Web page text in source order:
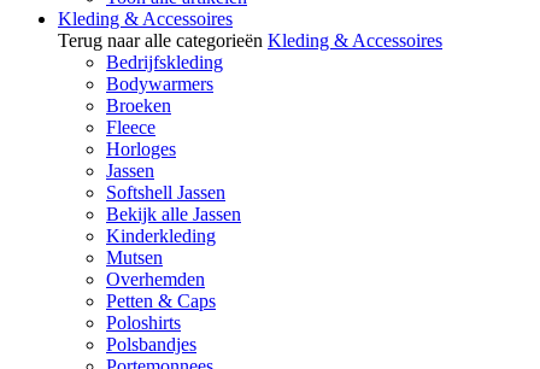
Kleding & Accessoires
Terug naar alle categorieën Kleding & Accessoires
Bedrijfskleding
Bodywarmers
Broeken
Fleece
Horloges
Jassen
Softshell Jassen
Bekijk alle Jassen
Kinderkleding
Mutsen
Overhemden
Petten & Caps
Poloshirts
Polsbandjes